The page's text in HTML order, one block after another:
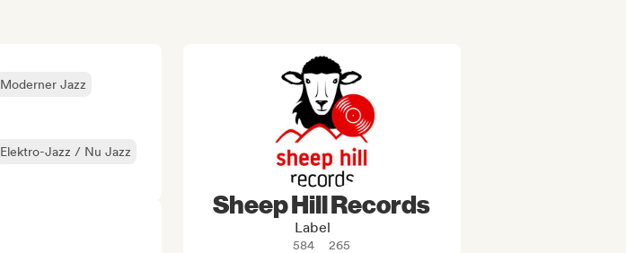
Moderner Jazz
Elektro-Jazz / Nu Jazz
Sheep Hill Records
Label
584
265